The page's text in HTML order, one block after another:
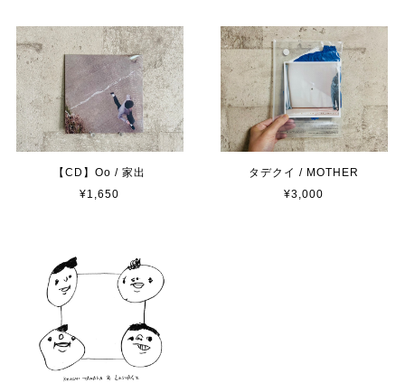
【CD】Oo / 家出
¥1,650
タデクイ / MOTHER
¥3,000